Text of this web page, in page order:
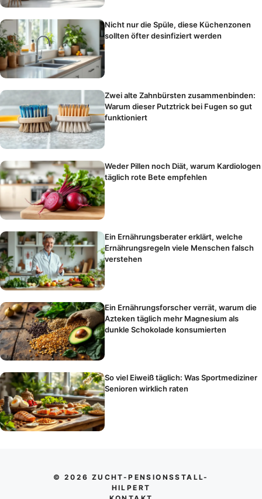
Nicht nur die Spüle, diese Küchenzonen
sollten öfter desinfiziert werden
Zwei alte Zahnbürsten zusammenbinden:
Warum dieser Putztrick bei Fugen so gut
funktioniert
Weder Pillen noch Diät, warum Kardiologen
täglich rote Bete empfehlen
Ein Ernährungsberater erklärt, welche
Ernährungsregeln viele Menschen falsch
verstehen
Ein Ernährungsforscher verrät, warum die
Azteken täglich mehr Magnesium als
dunkle Schokolade konsumierten
So viel Eiweiß täglich: Was Sportmediziner
Senioren wirklich raten
© 2026 ZUCHT-PENSIONSSTALL-
HILPERT